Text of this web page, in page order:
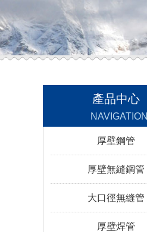
產品中心
NAVIGATION
厚壁鋼管
厚壁無縫鋼管
大口徑無縫管
厚壁焊管